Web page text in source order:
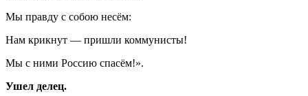
Мы правду с собою несём:
Нам крикнут — пришли коммунисты!
Мы с ними Россию спасём!».
Ушел делец.